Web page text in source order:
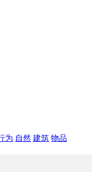
为 自然 建筑 物品